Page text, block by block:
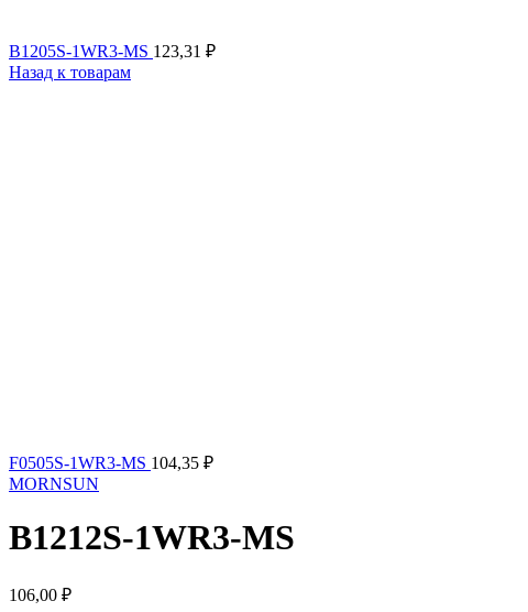
B1205S-1WR3-MS 123,31 ₽
Назад к товарам
F0505S-1WR3-MS 104,35 ₽
MORNSUN
B1212S-1WR3-MS
106,00 ₽